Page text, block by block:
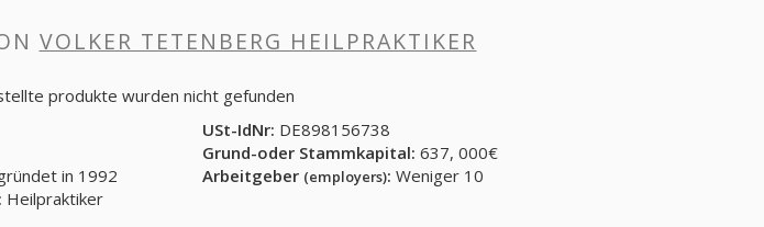
VOLKER TETENBERG HEILPRAKTIKER
produkte wurden nicht gefunden
USt-IdNr: DE898156738
Grund-oder Stammkapital: 637, 000€
in 1992 Arbeitgeber (employers): Weniger 10
Heilpraktiker